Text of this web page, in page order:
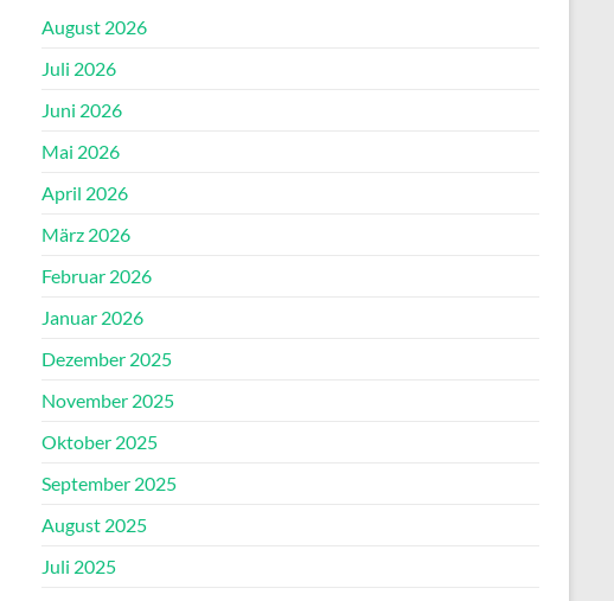
August 2026
Juli 2026
Juni 2026
Mai 2026
April 2026
März 2026
Februar 2026
Januar 2026
Dezember 2025
November 2025
Oktober 2025
September 2025
August 2025
Juli 2025